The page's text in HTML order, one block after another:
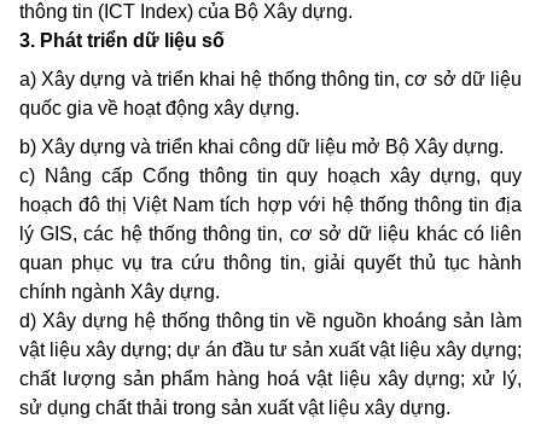
thông tin (ICT Index) của Bộ Xây dựng.
3. Phát triển dữ liệu số
a) Xây dựng và triển khai hệ thống thông tin, cơ sở dữ liệu
quốc gia về hoạt động xây dựng.
b) Xây dựng và triển khai công dữ liệu mở Bộ Xây dựng.
c) Nâng cấp Cổng thông tin quy hoạch xây dựng, quy
hoạch đô thị Việt Nam tích hợp với hệ thống thông tin địa
lý GIS, các hệ thống thông tin, cơ sở dữ liệu khác có liên
quan phục vụ tra cứu thông tin, giải quyết thủ tục hành
chính ngành Xây dựng.
d) Xây dựng hệ thống thông tin về nguồn khoáng sản làm
vật liệu xây dựng; dự án đầu tư sản xuất vật liệu xây dựng;
chất lượng sản phẩm hàng hoá vật liệu xây dựng; xử lý,
sử dụng chất thải trong sản xuất vật liệu xây dựng.